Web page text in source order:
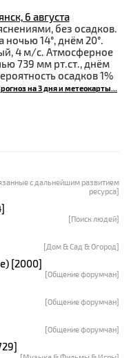
6 августа
без осадков.
ночью 14°, днём 20°.
4 м/с. Атмосферное
739 мм рт.ст., днём
осадков 1%
на 3 дня и метеокарты...
с дальнейшим развитием
ресурса]
[Поиск людей]
[Дом & Сад & Огород]
[2000]
[Общение форумчан]
[Общение форумчан]
[Общение форумчан]